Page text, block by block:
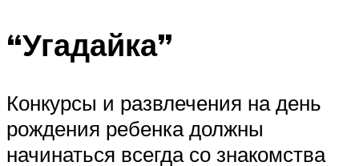
“Угадайка”
Конкурсы и развлечения на день
рождения ребенка должны
начинаться всегда со знакомства